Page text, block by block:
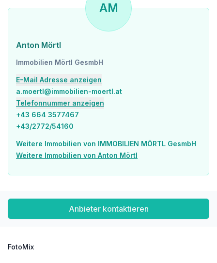
In der Nähe: öffentliche Verkehrsmittel, Einkaufsmöglichkeiten, Schulen und Kindergärten
Bei Interesse, fordern Sie gerne weitere Unterlagen an.
Für weitere Informationen und Besichtigungen steht Ihnen Herr Anton Mörtl gerne unter 0664 - 357 74 67 zur Verfügung.
Wünschen Sie die Zusendung detaillierter Unterlagen zu dieser Immobilie benötigen wir bitte Ihre vollständigen Kontaktdaten. Ihre Daten werden nicht an Dritte weitergegeben und nach den Bestimmungen des Datenschutzgesetzes streng vertraulich behandelt
IMMOBILIEN MÖRTL - Wir verkaufen Ihre Immobilie in Wien und NÖ!
https://www.immobilien-moertl.at/1182743/Immobilienverkauf
AM
Anton Mörtl
Immobilien Mörtl GesmbH
E-Mail Adresse anzeigen
a.moertl@immobilien-moertl.at
Telefonnummer anzeigen
+43 664 3577467
+43/2772/54160
Weitere Immobilien von IMMOBILIEN MÖRTL GesmbH
Weitere Immobilien von Anton Mörtl
Anbieter kontaktieren
FotoMix